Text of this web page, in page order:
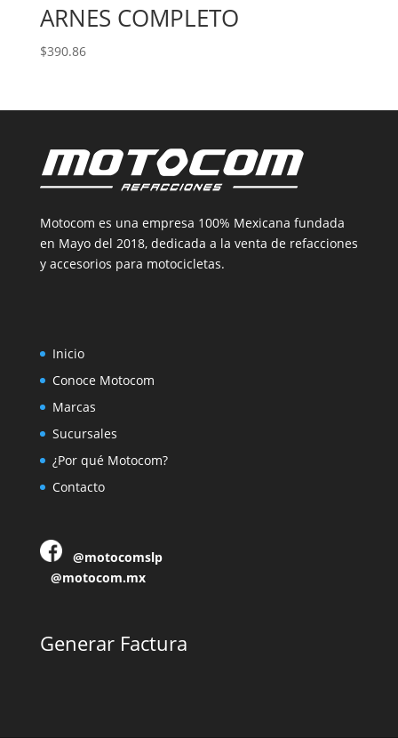
ARNES COMPLETO
$390.86
Motocom es una empresa 100% Mexicana fundada
en Mayo del 2018, dedicada a la venta de refacciones
y accesorios para motocicletas.
Inicio
Conoce Motocom
Marcas
Sucursales
¿Por qué Motocom?
Contacto
@motocomslp
@motocom.mx
Generar Factura